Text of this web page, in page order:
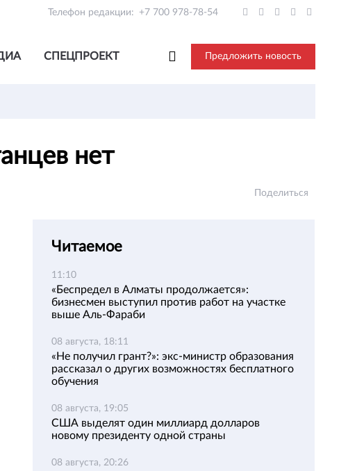
Телефон редакции: +7 700 978-78-54
СПЕЦПРОЕКТ Предложить новость
нет
Поделиться
Читаемое
11:10
«Беспредел в Алматы продолжается»:
бизнесмен выступил против работ на участке
выше Аль-Фараби
08 августа, 18:11
«Не получил грант?»: экс-министр образования
рассказал о других возможностях бесплатного
обучения
08 августа, 19:05
США выделят один миллиард долларов
новому президенту одной страны
08 августа, 20:26